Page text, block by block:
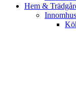
Hem &
Innomhus